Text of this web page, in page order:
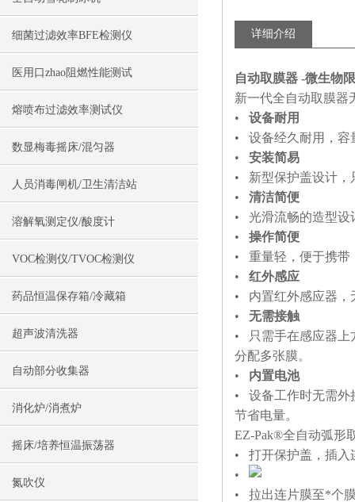
细菌过滤效率BFE检测仪
医用口zhao阻燃性能测试
熔喷布过滤效率测试仪
数显梅毒摇床/混匀器
人员消毒闸机/卫生清洁站
溶解氧测定仪/酸度计
VOC检测仪/TVOC检测仪
药品恒温保存箱/冷藏箱
超声波清洗器
自动部分收集器
消化炉/消煮炉
摇床/培养恒温振荡器
氮吹仪
详细介绍
自动取膜器 -微生物
新一代全自动取膜器
• 设备耐用
• 设备经久耐用，容
• 安装简易
• 新型保护盖设计，
• 清洁简便
• 光滑流畅的造型设
• 操作简便
• 重量轻，便于携带
• 红外感应
• 内置红外感应器，
• 无需接触
• 只需手在感应器上
分配多张膜。
• 内置电池
• 设备工作时无需外
节省电量。
EZ-Pak®全自动弧
• 打开保护盖，插入
•
• 拉出连片膜至*个